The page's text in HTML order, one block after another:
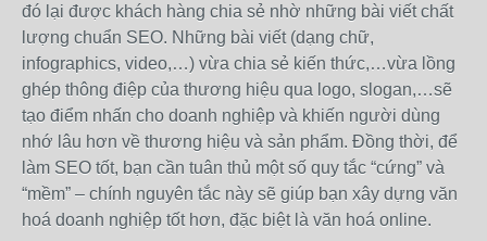
đó lại được khách hàng chia sẻ nhờ những bài viết chất
lượng chuẩn SEO. Những bài viết (dạng chữ,
infographics, video,…) vừa chia sẻ kiến thức,…vừa lồng
ghép thông điệp của thương hiệu qua logo, slogan,…sẽ
tạo điểm nhấn cho doanh nghiệp và khiến người dùng
nhớ lâu hơn về thương hiệu và sản phẩm. Đồng thời, để
làm SEO tốt, bạn cần tuân thủ một số quy tắc “cứng” và
“mềm” – chính nguyên tắc này sẽ giúp bạn xây dựng văn
hoá doanh nghiệp tốt hơn, đặc biệt là văn hoá online.